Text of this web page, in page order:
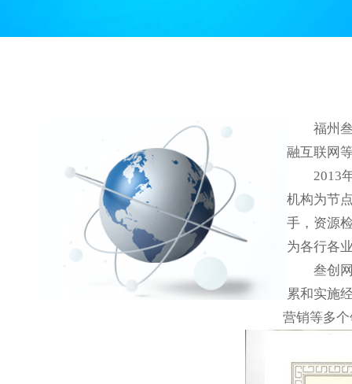
福州叁
融互联网
2013年
机构为节
手，资源
为各行各
叁创网
累和实施
营销等多个领域发挥着重要作用。